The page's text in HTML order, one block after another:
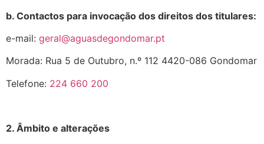
b. Contactos para invocação dos direitos dos titulares:
e-mail: geral@aguasdegondomar.pt
Morada: Rua 5 de Outubro, n.º 112 4420-086 Gondomar
Telefone: 224 660 200
2. Âmbito e alterações